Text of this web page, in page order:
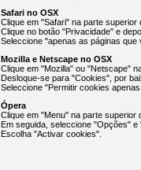
Safari no OSX
Clique em "Safari" na parte
Clique no botão "Privacidade" e
Seleccione "apenas as páginas que
Mozilla e Netscape no OSX
Clique em "Mozilla" ou "Netscape"
Desloque-se para "Cookies", por
Seleccione "Permitir cookies
Ópera
Clique em "Menu" na parte
Em seguida, seleccione "Opções" e
Escolha "Activar cookies".